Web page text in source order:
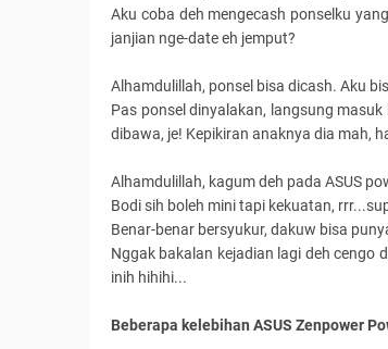
Aku coba deh mengecash ponselku
janjian nge-date eh jemput?
Alhamdulillah, ponsel bisa dicash. Aku
Pas ponsel dinyalakan, langsung
dibawa, je! Kepikiran anaknya dia mah,
Alhamdulillah, kagum deh pada ASUS
Bodi sih boleh mini tapi kekuatan,
Benar-benar bersyukur, dakuw bisa
Nggak bakalan kejadian lagi deh cengo
inih hihihi...
Beberapa kelebihan ASUS Zenpower